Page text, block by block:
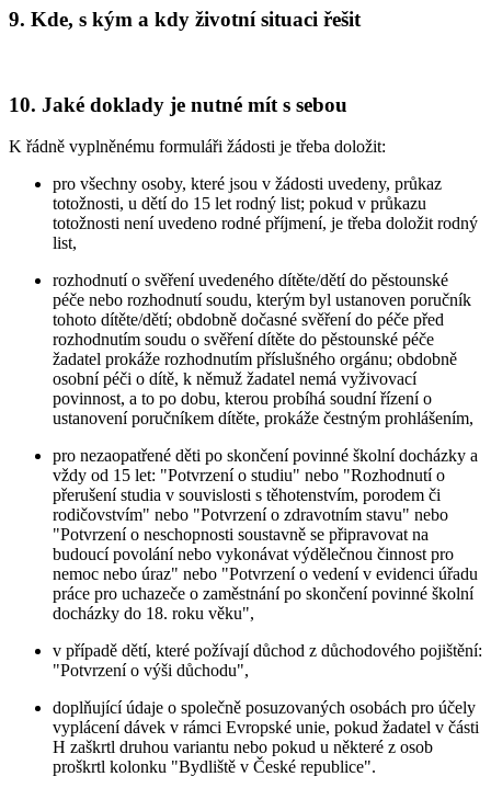
9. Kde, s kým a kdy životní situaci řešit
10. Jaké doklady je nutné mít s sebou
K řádně vyplněnému formuláři žádosti je třeba doložit:
pro všechny osoby, které jsou v žádosti uvedeny, průkaz
totožnosti, u dětí do 15 let rodný list; pokud v průkazu
totožnosti není uvedeno rodné příjmení, je třeba doložit rodný
list,
rozhodnutí o svěření uvedeného dítěte/dětí do pěstounské
péče nebo rozhodnutí soudu, kterým byl ustanoven poručník
tohoto dítěte/dětí; obdobně dočasné svěření do péče před
rozhodnutím soudu o svěření dítěte do pěstounské péče
žadatel prokáže rozhodnutím příslušného orgánu; obdobně
osobní péči o dítě, k němuž žadatel nemá vyživovací
povinnost, a to po dobu, kterou probíhá soudní řízení o
ustanovení poručníkem dítěte, prokáže čestným prohlášením,
pro nezaopatřené děti po skončení povinné školní docházky a
vždy od 15 let: "Potvrzení o studiu" nebo "Rozhodnutí o
přerušení studia v souvislosti s těhotenstvím, porodem či
rodičovstvím" nebo "Potvrzení o zdravotním stavu" nebo
"Potvrzení o neschopnosti soustavně se připravovat na
budoucí povolání nebo vykonávat výdělečnou činnost pro
nemoc nebo úraz" nebo "Potvrzení o vedení v evidenci úřadu
práce pro uchazeče o zaměstnání po skončení povinné školní
docházky do 18. roku věku",
v případě dětí, které požívají důchod z důchodového pojištění:
"Potvrzení o výši důchodu",
doplňující údaje o společně posuzovaných osobách pro účely
vyplácení dávek v rámci Evropské unie, pokud žadatel v části
H zaškrtl druhou variantu nebo pokud u některé z osob
proškrtl kolonku "Bydliště v České republice".